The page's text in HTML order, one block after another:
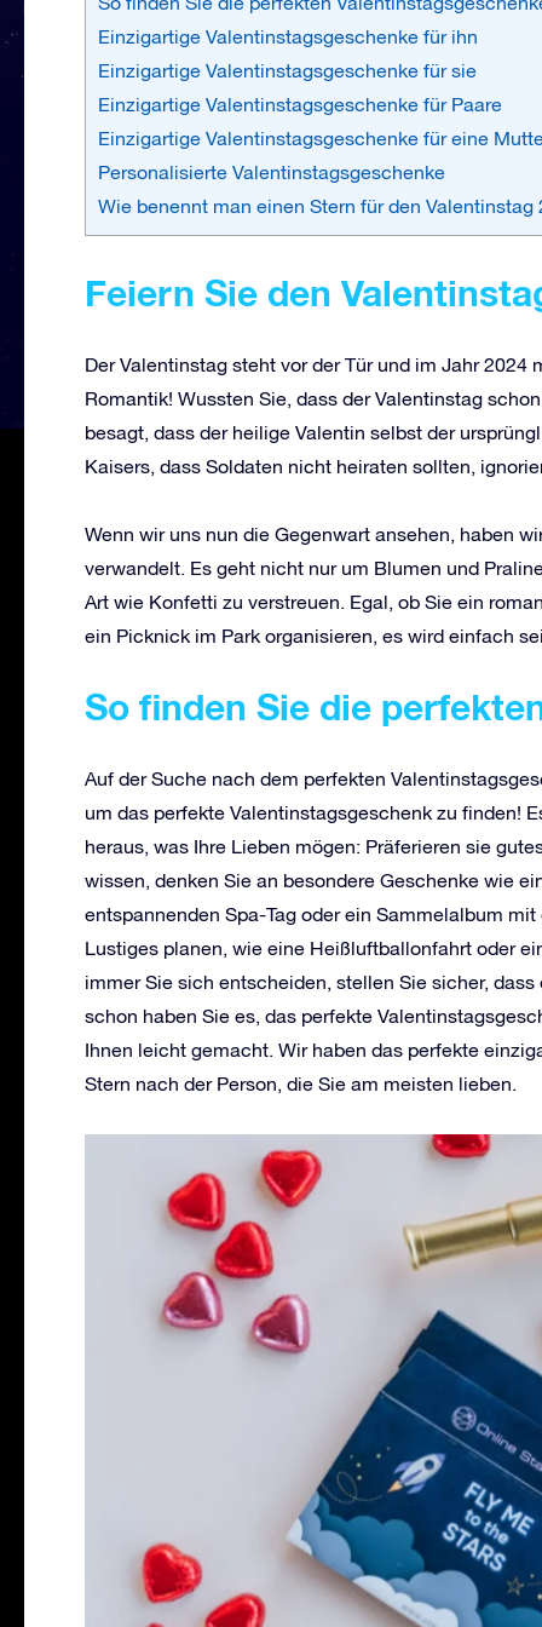
Einzigartige Valentinstagsgeschenke für ihn
Einzigartige Valentinstagsgeschenke für sie
Einzigartige Valentinstagsgeschenke für Paare
Einzigartige Valentinstagsgeschenke für eine
Personalisierte Valentinstagsgeschenke
Wie benennt man einen Stern für den Valentinstag
Feiern Sie den
DerValentinstag steht vor der Tür und im Jahr
Romantik! Wussten Sie, dass der Valentinstag
besagt, dass der heilige Valentin selbst der
Kaisers, dass Soldaten nicht heiraten sollten,
Wenn wir uns nun die Gegenwart ansehen, haben
verwandelt. Es geht nicht nur um Blumen und
Art wie Konfetti zu verstreuen. Egal, ob Sie ein
ein Picknick im Park organisieren, es wird einfach
So finden Sie die
Auf der Suche nach dem perfekten
um das perfekte Valentinstagsgeschenk zu finden!
heraus, was Ihre Lieben mögen: Präferieren sie
wissen, denken Sie an besondere Geschenke wie
entspannenden Spa-Tag oder ein Sammelalbum
Lustiges planen, wie eine Heißluftballonfahrt oder
immer Sie sich entscheiden, stellen Sie sicher,
schon haben Sie es, das perfekte
Ihnen leicht gemacht. Wir haben das perfekte
Stern nach der Person, die Sie am meisten lieben.